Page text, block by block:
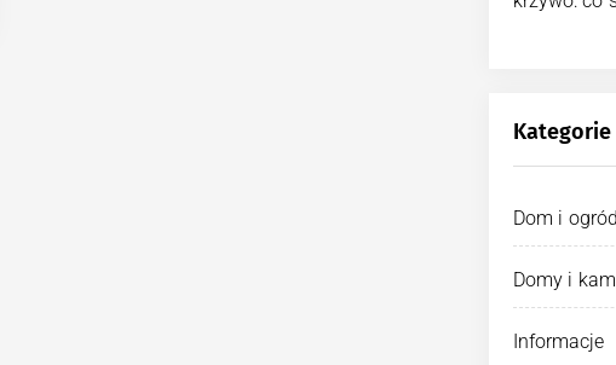
Kategorie
Dom i ogród
Domy i
Informacje